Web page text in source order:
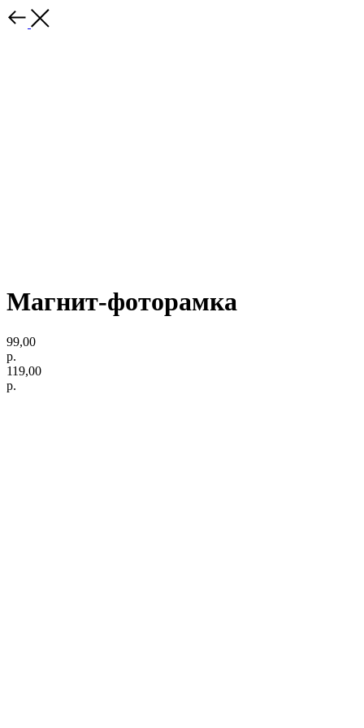
Магнит-фоторамка
99,00
р.
119,00
р.